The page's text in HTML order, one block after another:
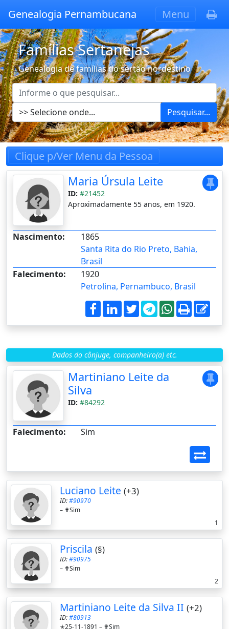
Genealogia Pernambucana Menu
Famílias Sertanejas
Genealogia de famílias do sertão nordestino
Pesquisar...
Clique p/Ver Menu da Pessoa
Maria Úrsula Leite
ID: #21452
Aproximadamente 55 anos, em 1920.
Nascimento:
1865
Santa Rita do Rio Preto, Bahia,
Brasil
Falecimento:
1920
Petrolina, Pernambuco, Brasil
Dados do cônjuge, companheiro(a) etc.
Martiniano Leite da
Silva
ID: #84292
Falecimento: Sim
Luciano Leite (+3)
ID:#90970
– ✟Sim
1
Priscila (§)
ID:#90975
– ✟Sim
2
Martiniano Leite da Silva II (+2)
ID:#80913
✭25-11-1891 – ✟Sim